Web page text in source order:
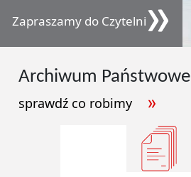
Zapraszamy do Czytelni
Archiwum Państwowe
sprawdź co robimy